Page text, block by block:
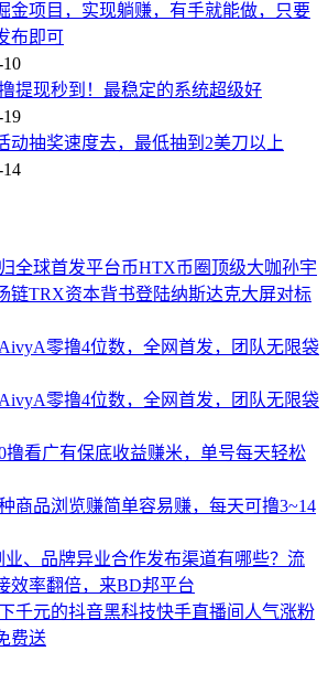
金项目，实现躺赚，有手就能做，只要
布即可
10
提现秒到！最稳定的系统超级好
19
动抽奖速度去，最低抽到2美刀以上
14
全球首发平台币HTX币圈顶级大咖孙宇
链TRX资本背书登陆纳斯达克大屏对标
零撸4位数，全网首发，团队无限袋
零撸4位数，全网首发，团队无限袋
撸看广有保底收益赚米，单号每天轻松
商品浏览赚简单容易赚，每天可撸3~14
业、品牌异业合作发布渠道有哪些？流
效率翻倍，来BD邦平台
千元的抖音黑科技快手直播间人气涨粉
费送